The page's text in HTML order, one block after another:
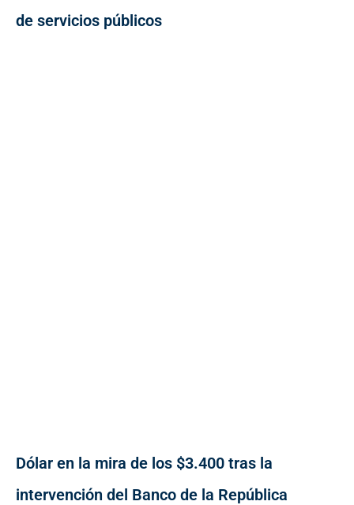
de servicios públicos
Dólar en la mira de los $3.400 tras la
intervención del Banco de la República